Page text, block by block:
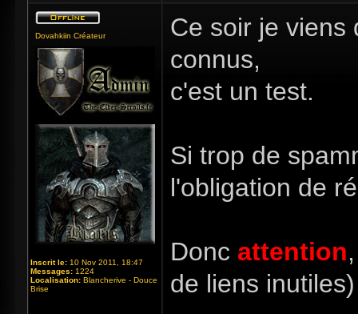
Dovahkiin Créateur
Inscrit le: 10 Nov 2011, 18:47
Messages: 1224
Localisation: Blancherive - Douce
Brise
Ce soir je viens
connus,
c'est un test.
Si trop de
l'obligation de
Donc attention
de liens